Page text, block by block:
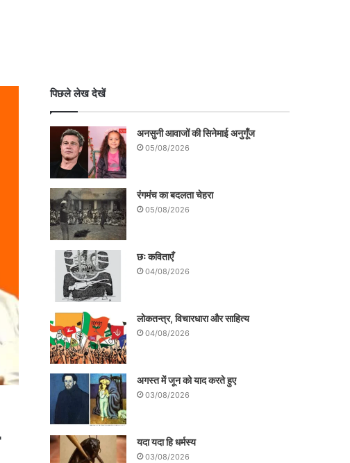
पिछले लेख देखें
अनसुनी आवाजों की सिनेमाई अनुगूँज
05/08/2026
रंगमंच का बदलता चेहरा
05/08/2026
छः कविताएँ
04/08/2026
लोकतन्त्र, विचारधारा और साहित्य
04/08/2026
अगस्त में जून को याद करते हुए
03/08/2026
यदा यदा हि धर्मस्य
03/08/2026